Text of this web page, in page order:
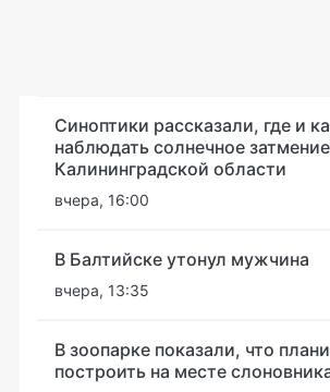
Синоптики рассказали, где и
наблюдать солнечное
Калининградской области
вчера, 16:00
В Балтийске утонул мужчина
вчера, 13:35
В зоопарке показали, что
построить на месте